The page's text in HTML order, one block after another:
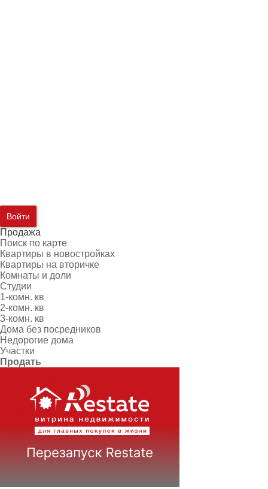
Войти
Продажа
Поиск по карте
Квартиры в новостройках
Квартиры на вторичке
Комнаты и доли
Студии
1-комн. кв
2-комн. кв
3-комн. кв
Дома без посредников
Недорогие дома
Участки
Продать